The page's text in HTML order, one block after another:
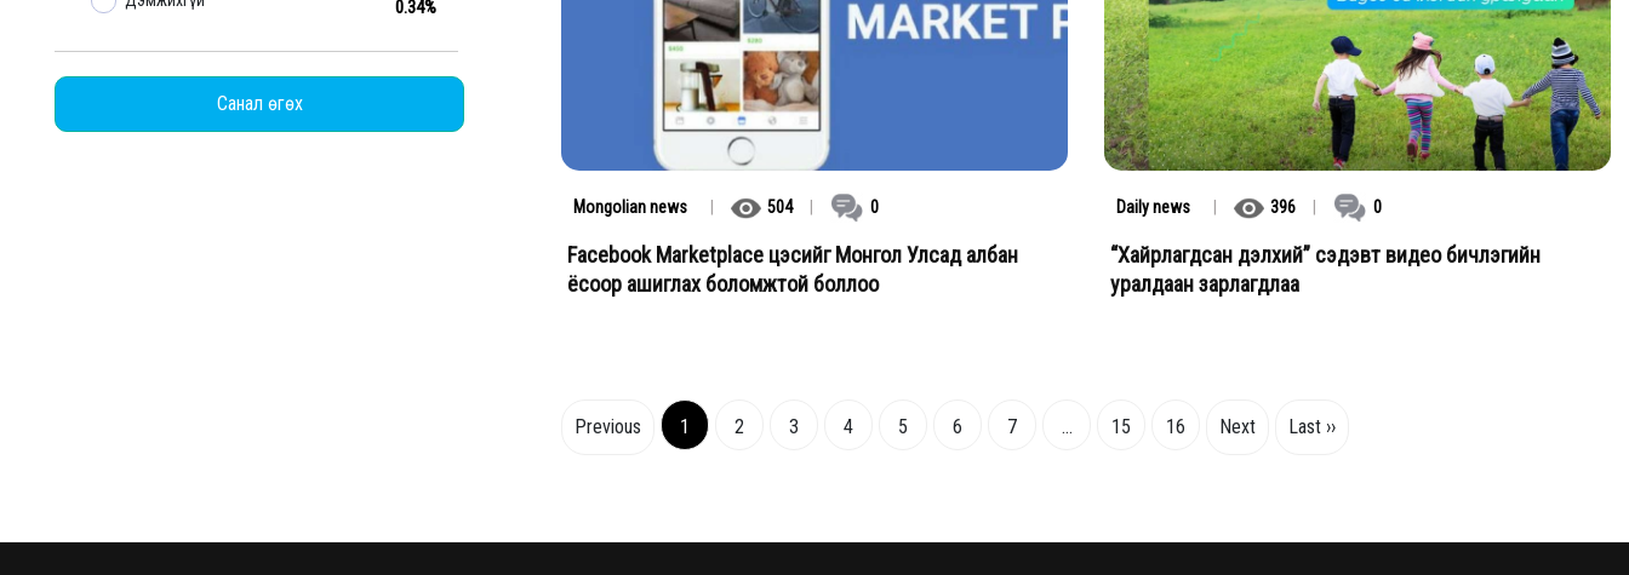
0.34%
Санал өгөх
Mongolian news 504 0
Facebook Marketplace цэсийг Монгол Улсад албан
ёсоор ашиглах боломжтой боллоо
Daily news 396 0
“Хайрлагдсан дэлхий” сэдэвт видео бичлэгийн
уралдаан зарлагдлаа
Previous 1 2 3 4 5 6 7 ... 15 16 Next Last ››